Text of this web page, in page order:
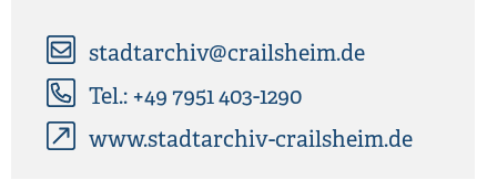
stadtarchiv@crailsheim.de
Tel.: +49 7951 403-1290
www.stadtarchiv-crailsheim.de